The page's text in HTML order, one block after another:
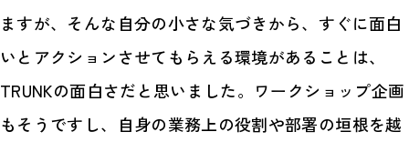
ますが、そんな自分の小さな気づきから、すぐに面白
いとアクションさせてもらえる環境があることは、
TRUNKの面白さだと思いました。ワークショップ企画
もそうですし、自身の業務上の役割や部署の垣根を越